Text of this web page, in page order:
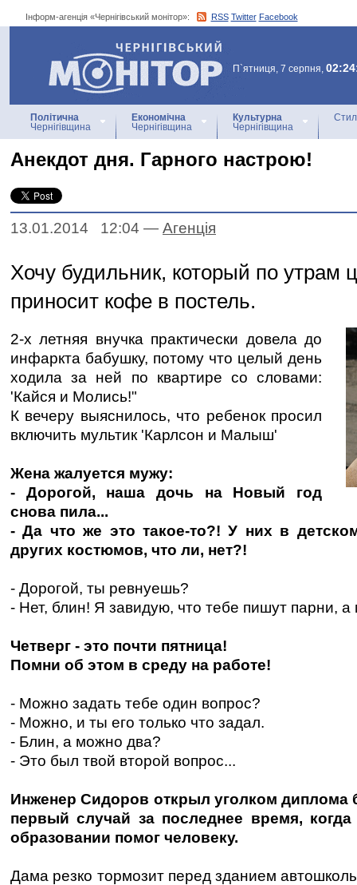
Інформ-агенція «Чернігівський монітор»: RSS Twitter Facebook
Інформ-агенція
«Чернігівський монітор»
П`ятниця, 7 серпня,
Політична
Чернігівщина
Економічна
Чернігівщина
Культурна
Чернігівщина
Анекдот дня. Гарного настрою!
13.01.2014 12:04 — Агенцiя
Хочу будильник, который по утрам
приносит кофе в постель.
2-х летняя внучка практически довела до
инфаркта бабушку, потому что целый день
ходила за ней по квартире со словами:
'Кайся и Молись!"
К вечеру выяснилось, что ребенок просил
включить мультик 'Карлсон и Малыш'
Жена жалуется мужу:
- Дорогой, наша дочь на Новый год
снова пила...
- Да что же это такое-то?! У них в
других костюмов, что ли, нет?!
- Дорогой, ты ревнуешь?
- Нет, блин! Я завидую, что тебе пишут парни, а
Четверг - это почти пятница!
Помни об этом в среду на работе!
- Можно задать тебе один вопрос?
- Можно, и ты его только что задал.
- Блин, а можно два?
- Это был твой второй вопрос...
Инженер Сидоров открыл уголком диплома
первый случай за последнее время,
образовании помог человеку.
Дама резко тормозит перед зданием